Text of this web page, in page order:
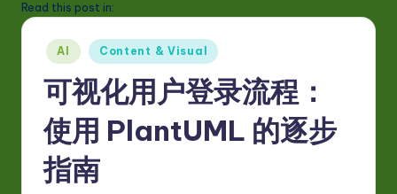
o
w
g
Read this post in:
Posted
in
AI Content & Visual
可视化用户登录流程：
使用 PlantUML 的逐步
指南